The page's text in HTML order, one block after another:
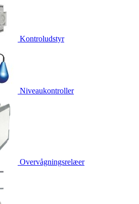
Kontroludstyr
Niveaukontroller
Overvågningsrelæer